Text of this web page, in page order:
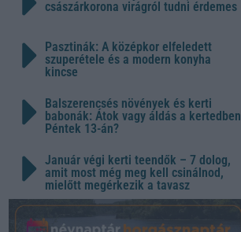
császárkorona virágról tudni érdemes
Pasztinák: A középkor elfeledett
szuperétele és a modern konyha
kincse
Balszerencsés növények és kerti
babonák: Átok vagy áldás a kertedben
Péntek 13-án?
Január végi kerti teendők – 7 dolog,
amit most még meg kell csinálnod,
mielőtt megérkezik a tavasz